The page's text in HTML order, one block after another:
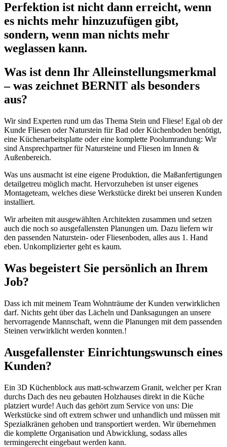
Perfektion ist nicht dann erreicht, wenn
es nichts mehr hinzuzufügen gibt,
sondern, wenn man nichts mehr
weglassen kann.
Was ist denn Ihr Alleinstellungsmerkmal
– was zeichnet BERNIT als besonders
aus?
Wir sind Experten rund um das Thema Stein und Fliese! Egal ob der
Kunde Fliesen oder Naturstein für Bad oder Küchenboden benötigt,
eine Küchenarbeitsplatte oder eine komplette Poolumrandung: Wir
sind Ansprechpartner für Natursteine und Fliesen im Innen &
Außenbereich.
Was uns ausmacht ist eine eigene Produktion, die Maßanfertigungen
detailgetreu möglich macht. Hervorzuheben ist unser eigenes
Montageteam, welches diese Werkstücke direkt bei unseren Kunden
installiert.
Wir arbeiten mit ausgewählten Architekten zusammen und setzen
auch die noch so ausgefallensten Planungen um. Dazu liefern wir
den passenden Naturstein- oder Fliesenboden, alles aus 1. Hand
eben. Unkomplizierter geht es kaum.
Was begeistert Sie persönlich an Ihrem
Job?
Dass ich mit meinem Team Wohnträume der Kunden verwirklichen
darf. Nichts geht über das Lächeln und Danksagungen an unsere
hervorragende Mannschaft, wenn die Planungen mit dem passenden
Steinen verwirklicht werden konnten.!
Ausgefallenster Einrichtungswunsch eines
Kunden?
Ein 3D Küchenblock aus matt-schwarzem Granit, welcher per Kran
durchs Dach des neu gebauten Holzhauses direkt in die Küche
platziert wurde! Auch das gehört zum Service von uns: Die
Werkstücke sind oft extrem schwer und unhandlich und müssen mit
Spezialkränen gehoben und transportiert werden. Wir übernehmen
die komplette Organisation und Abwicklung, sodass alles
termingerecht eingebaut werden kann.